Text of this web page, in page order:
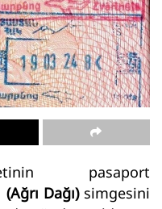
pasaport
(Ağrı Dağı)simgesini